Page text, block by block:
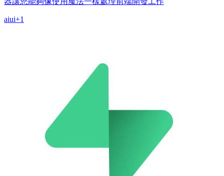
aiui+1